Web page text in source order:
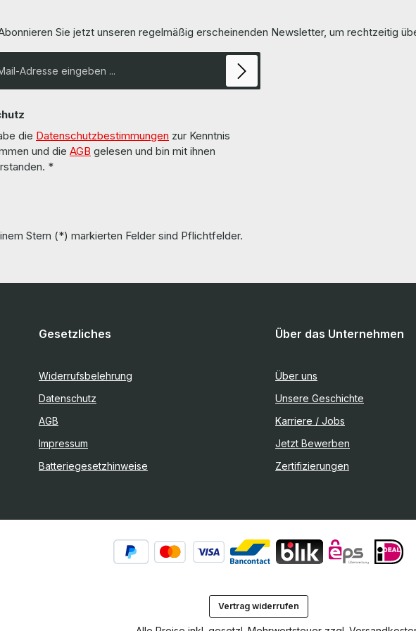
fan) / ohne Kühlkörper und Lüfter) More
Informationen und Details finden Sie auf den
Seiten des Herstellers. All parts are used but
100% OK!!! Alle Teile sind gebraucht aber 100 %
fan) / ohne Kühlkörper und Lüfter) All parts are
Sie jetzt unseren regelmäßig erscheinenden Newsletter, um rechtzeitig
die Datenschutzbestimmungen zur Kenntnis
und die AGB gelesen und bin mit ihnen
*
Stern (*) markierten Felder sind Pflichtfelder.
Gesetzliches
Widerrufsbelehrung
Datenschutz
AGB
Impressum
Batteriegesetzhinweise
Über das Unternehmen
Über uns
Unsere Geschichte
Karriere / Jobs
Jetzt Bewerben
Zertifizierungen
Vertrag widerrufen